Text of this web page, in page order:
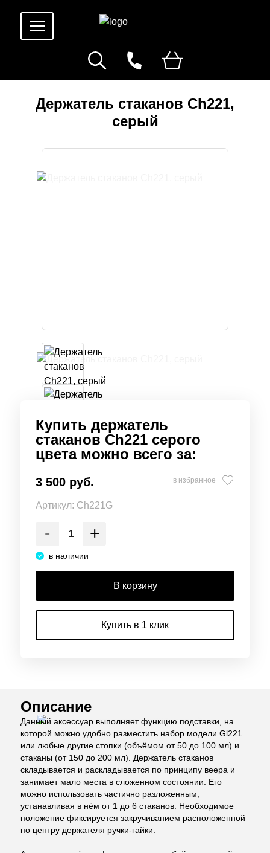
Держатель стаканов Ch221,
серый
Купить держатель
стаканов Ch221 серого
цвета можно всего за:
3 500 руб. в избранное
Артикул: Ch221G
- +
в наличии
В корзину
Купить в 1 клик
Описание
Данный аксессуар выполняет функцию подставки, на
которой можно удобно разместить набор модели Gl221
или любые другие стопки (объёмом от 50 до 100 мл) и
стаканы (от 150 до 200 мл). Держатель стаканов
складывается и раскладывается по принципу веера и
занимает мало места в сложенном состоянии. Его
можно использовать частично разложенным,
устанавливая в нём от 1 до 6 стаканов. Необходимое
положение фиксируется закручиванием расположенной
по центру держателя ручки-гайки.